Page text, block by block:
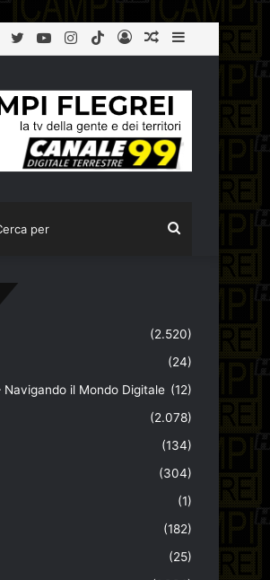
Sidebar
Articolo
Log
TikTok
Instagram
YouTube
Twitter
Cerca
(2.520)
(24)
il Mondo Digitale (12)
(2.078)
(134)
(304)
(1)
(182)
(25)